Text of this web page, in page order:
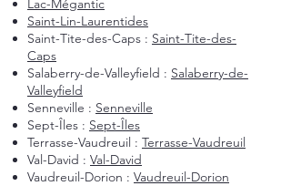
Lac-Mégantic
Saint-Lin-Laurentides
Saint-Tite-des-Caps : Saint-Tite-des-
Caps
Salaberry-de-Valleyfield : Salaberry-de-
Valleyfield
Senneville : Senneville
Sept-Îles : Sept-Îles
Terrasse-Vaudreuil : Terrasse-Vaudreuil
Val-David : Val-David
Vaudreuil-Dorion : Vaudreuil-Dorion